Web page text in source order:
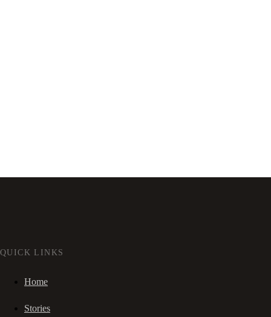
QUICK LINKS
Home
Stories